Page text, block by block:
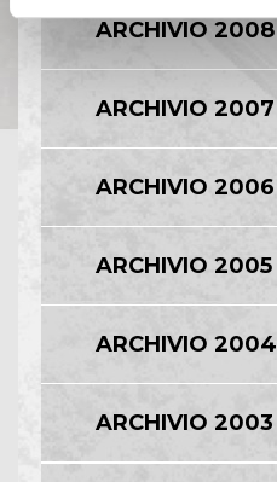
ARCHIVIO 2008
ARCHIVIO 2007
ARCHIVIO 2006
ARCHIVIO 2005
ARCHIVIO 2004
ARCHIVIO 2003